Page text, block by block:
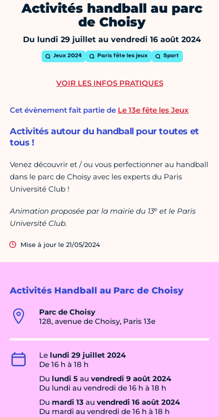
Activités handball au parc
de Choisy
Du lundi 29 juillet au vendredi 16 août 2024
Jeux 2024 Paris fête les jeux Sport
Activités Handball au Parc de Choisy
Parc de Choisy
128, avenue de Choisy, Paris 13e
Le lundi 29 juillet 2024
De 16 h à 18 h
Du lundi 5 au vendredi 9 août 2024
Du lundi au vendredi de 16 h à 18 h
Du mardi 13 au vendredi 16 août 2024
Du mardi au vendredi de 16 h à 18 h
Cet évènement fait partie de Le 13e fête les Jeux
Activités autour du handball pour toutes et
tous !
Venez découvrir et / ou vous perfectionner au handball
dans le parc de Choisy avec les experts du Paris
Université Club !
Animation proposée par la mairie du 13e et le Paris
Université Club.
Mise à jour le 21/05/2024
VOIR LES INFOS PRATIQUES